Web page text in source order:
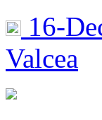
16-
Valcea